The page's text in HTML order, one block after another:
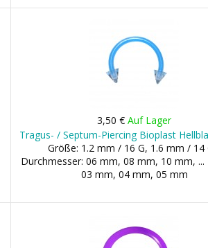
3,50 €Auf Lager
Tragus- / Septum-Piercing Bioplast
Größe: 1.2 mm / 16 G, 1.6 mm / 14
Durchmesser: 06 mm, 08 mm, 10 mm, ...
03 mm, 04 mm, 05 mm